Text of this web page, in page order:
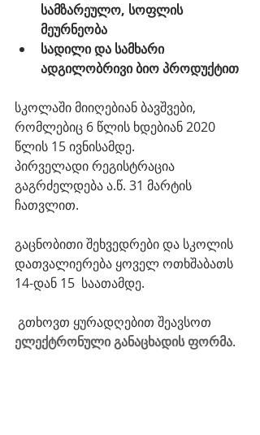
სამზარეულო, სოფლის
მეურნეობა
სადილი და სამხარი
ადგილობრივი ბიო პროდუქტით
სკოლაში მიიღებიან ბავშვები,
რომლებიც 6 წლის ხდებიან 2020
წლის 15 ივნისამდე.​
პირველადი რეგისტრაცია
გაგრძელდება ა.წ. 31 მარტის
ჩათვლით.
გაცნობითი შეხვედრები და სკოლის
დათვალიერება ყოველ ოთხშაბათს
14-დან 15  საათამდე.
გთხოვთ ყურადღებით შეავსოთ
ელექტრონული განაცხადის ფორმა.